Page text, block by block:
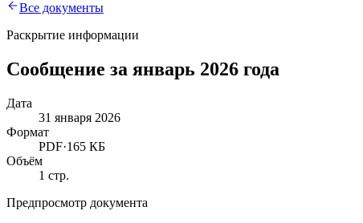
Все документы
Раскрытие информации
Сообщение за январь 2026 года
Дата
31 января 2026
Формат
PDF·165 КБ
Объём
1 стр.
Предпросмотр документа